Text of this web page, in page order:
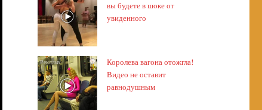
вы будете в шоке от
увиденного
i
Королева вагона отожгла!
Видео не оставит
равнодушным